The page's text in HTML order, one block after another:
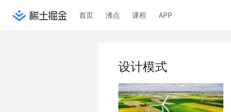
首页 沸点 课程 APP
设计模式